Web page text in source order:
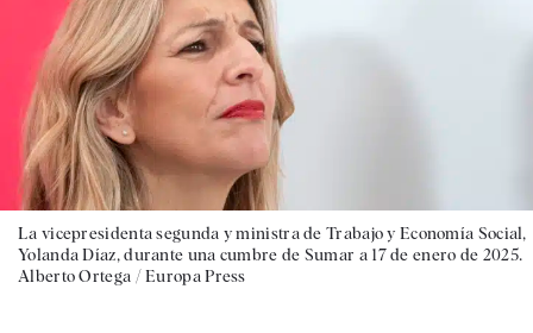
La vicepresidenta segunda y ministra de Trabajo y Economía Social,
Yolanda Díaz, durante una cumbre de Sumar a 17 de enero de 2025.
Alberto Ortega / Europa Press